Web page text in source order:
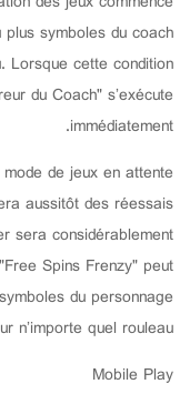
symboles du coach
Lorsque cette condition
du Coach" s’exécute
immédiatement.
de jeux en attente
aussitôt des réessais
sera considérablement
Spins Frenzy" peut
du personnage
n’importe quel rouleau.
Mobile Play